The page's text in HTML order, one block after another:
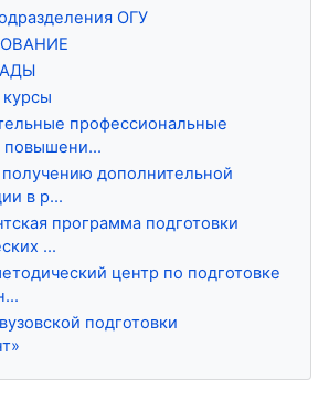
ОГУ
профессиональные
дополнительной
в р...
программа подготовки
...
центр по подготовке
подготовки